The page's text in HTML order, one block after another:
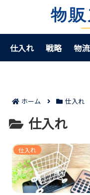
仕入れ 戦略 物流
ホーム 仕入れ
仕入れ
仕入れ